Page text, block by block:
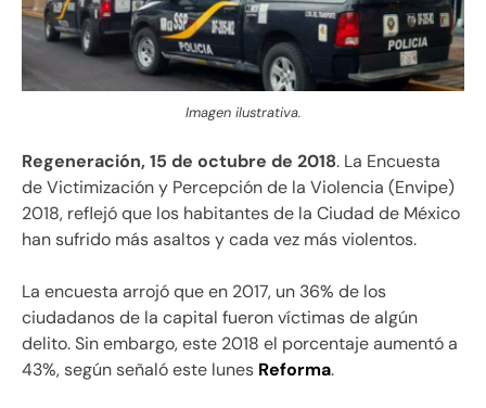
Imagen ilustrativa.
Regeneración, 15 de octubre de 2018. La Encuesta
de Victimización y Percepción de la Violencia (Envipe)
2018, reflejó que los habitantes de la Ciudad de México
han sufrido más asaltos y cada vez más violentos.
La encuesta arrojó que en 2017, un 36% de los
ciudadanos de la capital fueron víctimas de algún
delito. Sin embargo, este 2018 el porcentaje aumentó a
43%, según señaló este lunes Reforma.